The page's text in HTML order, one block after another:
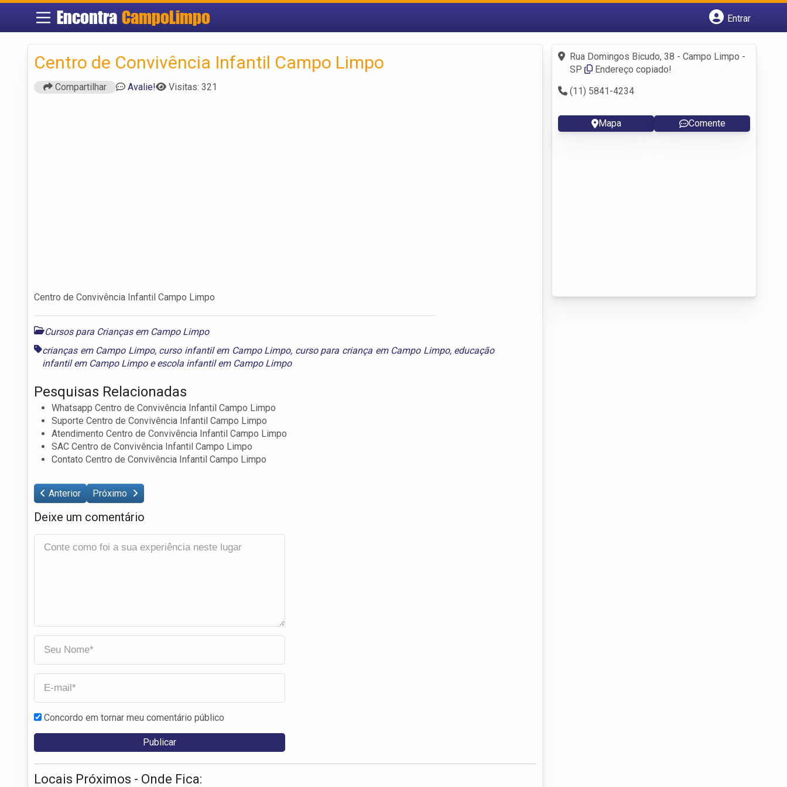
EncontraCampoLimpo
Entrar
Fazer login
Criar conta
Centro de Convivência Infantil Campo Limpo
Compartilhar Avalie! Visitas: 321
Centro de Convivência Infantil Campo Limpo
Cursos para Crianças em Campo Limpo
crianças em Campo Limpo, curso infantil em Campo Limpo, curso para criança em Campo Limpo, educação
infantil em Campo Limpoeescola infantil em Campo Limpo
Pesquisas Relacionadas
Whatsapp Centro de Convivência Infantil Campo Limpo
Suporte Centro de Convivência Infantil Campo Limpo
Atendimento Centro de Convivência Infantil Campo Limpo
SAC Centro de Convivência Infantil Campo Limpo
Contato Centro de Convivência Infantil Campo Limpo
Anterior Próximo
Deixe um comentário
Concordo em tornar meu comentário público
Locais Próximos - Onde Fica:
Rua Domingos Bicudo, 38 - Campo Limpo -
SP
Endereço copiado!
(11) 5841-4234
Mapa Comente